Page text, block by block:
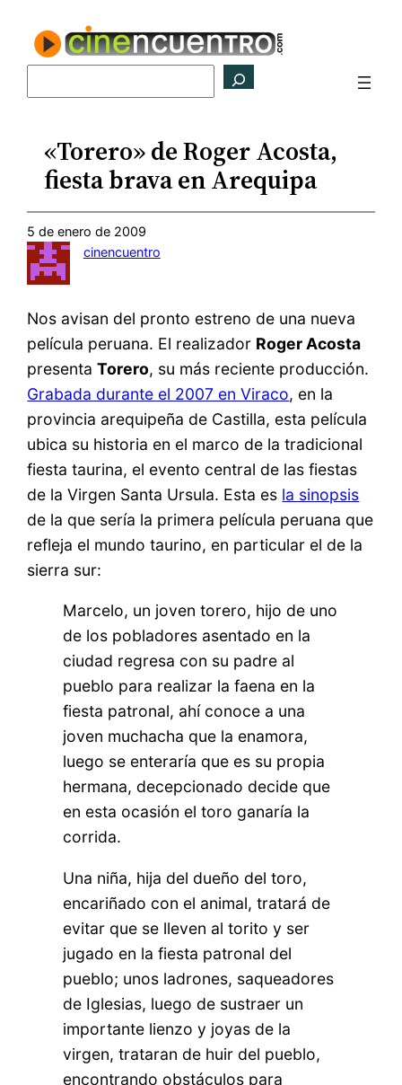
contenido
«Torero» de Roger Acosta,
fiesta brava en Arequipa
5 de enero de 2009
cinencuentro
Nos avisan del pronto estreno de una nueva
película peruana. El realizador Roger Acosta
presentaTorero, su más reciente producción.
Grabada durante el 2007 en Viraco, en la
provincia arequipeña de Castilla, esta película
ubica su historia en el marco de la tradicional
fiesta taurina, el evento central de las fiestas
de la Virgen Santa Ursula. Esta es la sinopsis
de la que sería la primera película peruana que
refleja el mundo taurino, en particular el de la
sierra sur:
Marcelo, un joven torero, hijo de uno
de los pobladores asentado en la
ciudad regresa con su padre al
pueblo para realizar la faena en la
fiesta patronal, ahí conoce a una
joven muchacha que la enamora,
luego se enteraría que es su propia
hermana, decepcionado decide que
en esta ocasión el toro ganaría la
corrida.
Una niña, hija del dueño del toro,
encariñado con el animal, tratará de
evitar que se lleven al torito y ser
jugado en la fiesta patronal del
pueblo; unos ladrones, saqueadores
de Iglesias, luego de sustraer un
importante lienzo y joyas de la
virgen, trataran de huir del pueblo,
encontrando obstáculos para